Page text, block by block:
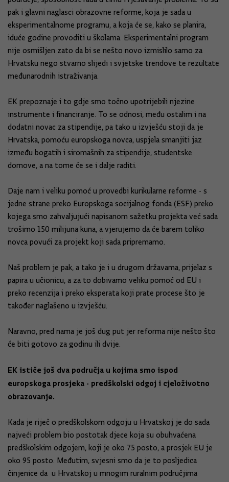
pak i glavni naglasci obrazovne reforme, koja je sada u
eksperimentalnome programu, a koja će se, kako se planira,
iduće godine provoditi u školama. Eksperimentalni program
nije osmišljen zato da bi se nešto novo izmislilo samo za
Hrvatsku nego stvarno slijedi i svjetske trendove te rezultate
međunarodnih istraživanja.
EK prepoznaje i to gdje smo točno upotrijebili njezine
instrumente i financiranje. To se odnosi, među ostalim i na
dodatni novac za stipendije, pa tako u izvješću stoji da je
Hrvatska, pomoću europskoga novca, uspjela smanjiti jaz
između bogatih i siromašnih za stipendije, studentske
domove, a na tome će se i dalje raditi.
Daje nam i veliku pomoć u provedbi kurikularne reforme - s
jedne strane preko Europskoga socijalnog fonda (ESF) preko
kojega smo zahvaljujući napisanom sažetku projekta već sada
trošimo 150 milijuna kuna, a vjerujemo da će barem toliko
novca povući za projekt koji sada pripremamo.
Naš problem je pak, a tako je i u drugom državama, prijelaz s
papira u učionicu, a za to dobivamo veliku pomoć od EU i
preko recenzija i preko eksperata koji prate procese što je
također naglašeno u izvješću.
Naravno, pred nama je još dug put jer reforma nije nešto što
će biti gotovo za godinu ili dvije.
EK ističe još dva područja u kojima smo ispod
europskoga prosjeka - predškolski odgoj i cjeloživotno
obrazovanje.
Kada je riječ o predškolskom odgoju u Hrvatskoj je do sada
najveći problem bio postotak djece koja su obuhvaćena
predškolskim odgojem, koji je oko 75 posto, a prosjek EU je
oko 95 posto. Međutim, svjesni smo da je to posljedica
činjenice da u Hrvatskoj u mnogim ruralnim područjima